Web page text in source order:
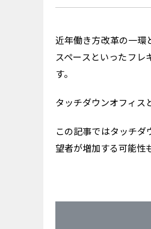
近年働き方改革の一環
スペースといったフレ
す。
タッチダウンオフィス
この記事ではタッチ
望者が増加する可能性